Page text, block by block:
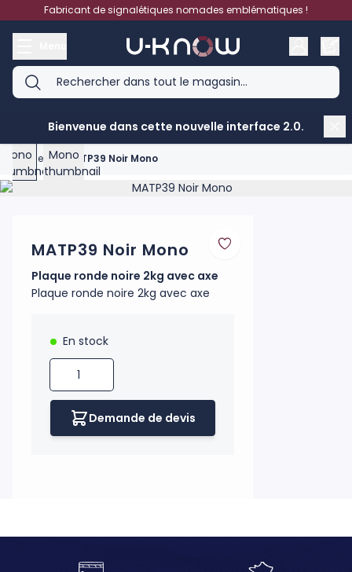
Aller au contenuFabricant de signalétiques nomades emblématiques !
Bienvenue dans cette nouvelle interface 2.0.
Accueil > MATP39 Noir Mono
Product image gallery - scroll to see more images
MATP39 Noir Mono
Plaque ronde noire 2kg avec axe
Plaque ronde noire 2kg avec axe
En stock
Quantité
Demande de devis